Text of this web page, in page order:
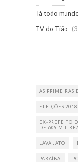
Tá todo
TV do Tião
AS PRIMEIRAS
ELEIÇÕES 2018
EX-PREFEITO
DE 609 MIL
LAVA JATO
PARAÍBA